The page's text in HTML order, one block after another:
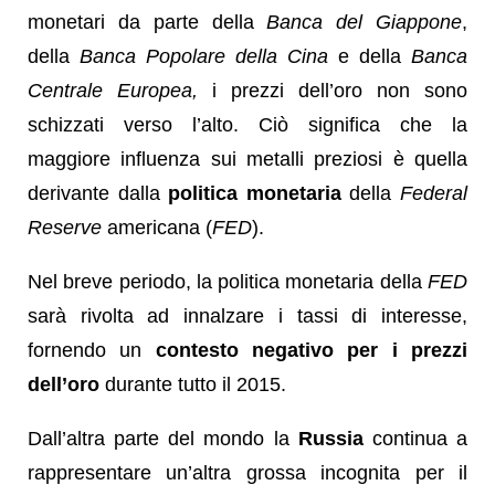
monetari da parte dellaBanca del Giappone,
della Banca Popolare della Cina e della Banca
Centrale Europea, i prezzi dell’oro non sono
schizzati verso l’alto. Ciò significa che la
maggiore influenza sui metalli preziosi è quella
derivante dalla politica monetariadellaFederal
Reserve americana (FED).
Nel breve periodo, la politica monetaria della FED
sarà rivolta ad innalzare i tassi di interesse,
fornendo un contesto negativo per i prezzi
dell’oro durante tutto il 2015.
Dall’altra parte del mondo la Russiacontinua a
rappresentare un’altra grossa incognita per il